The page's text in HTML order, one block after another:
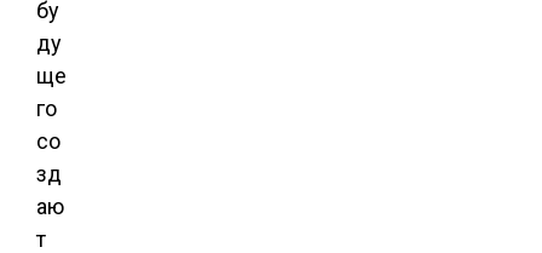
бу
ду
ще
го
со
зд
аю
т